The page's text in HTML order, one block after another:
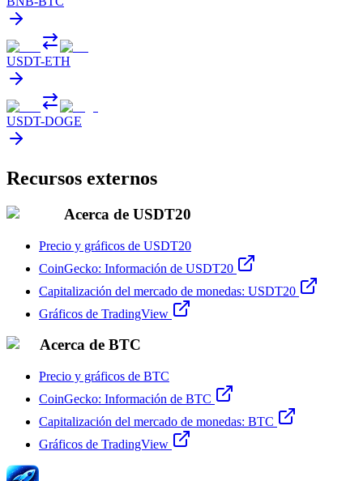
USDT-ETH
USDT-DOGE
Recursos externos
Acerca de USDT20
Precio y gráficos de USDT20
CoinGecko: Información de USDT20
Capitalización del mercado de monedas: USDT20
Gráficos de TradingView
Acerca de BTC
Precio y gráficos de BTC
CoinGecko: Información de BTC
Capitalización del mercado de monedas: BTC
Gráficos de TradingView